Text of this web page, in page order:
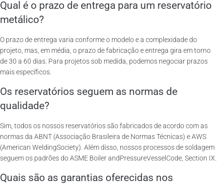
Qual é o prazo de entrega para um reservatório
metálico?
O prazo de entrega varia conforme o modelo e a complexidade do
projeto, mas, em média, o prazo de fabricação e entrega gira em torno
de 30 a 60 dias. Para projetos sob medida, podemos negociar prazos
mais específicos.
Os reservatórios seguem as normas de
qualidade?
Sim, todos os nossos reservatórios são fabricados de acordo com as
normas da ABNT (Associação Brasileira de Normas Técnicas) e AWS
(American WeldingSociety). Além disso, nossos processos de soldagem
seguem os padrões do ASME Boiler andPressureVesselCode, Section IX.
Quais são as garantias oferecidas nos